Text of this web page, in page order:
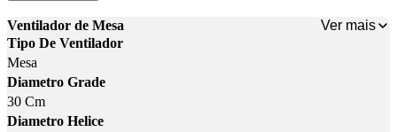
Ventilador de Mesa
Ver mais
Tipo De Ventilador
Mesa
Diametro Grade
30 Cm
Diametro Helice